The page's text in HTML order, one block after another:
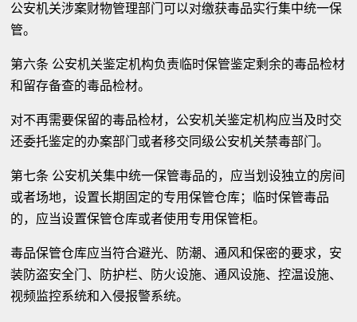
公安机关涉案财物管理部门可以对缴获毒品实行集中统一保
管。
第六条 公安机关鉴定机构负责临时保管鉴定剩余的毒品检材
和留存备查的毒品检材。
对不再需要保留的毒品检材，公安机关鉴定机构应当及时交
还委托鉴定的办案部门或者移交同级公安机关禁毒部门。
第七条 公安机关集中统一保管毒品的，应当划设独立的房间
或者场地，设置长期固定的专用保管仓库；临时保管毒品
的，应当设置保管仓库或者使用专用保管柜。
毒品保管仓库应当符合避光、防潮、通风和保密的要求，安
装防盗安全门、防护栏、防火设施、通风设施、控温设施、
视频监控系统和入侵报警系统。